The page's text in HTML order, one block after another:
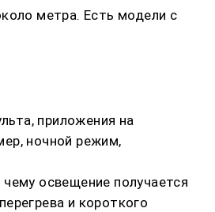
метра. Есть модели с
приложения на
ночной режим,
освещение получается
и короткого